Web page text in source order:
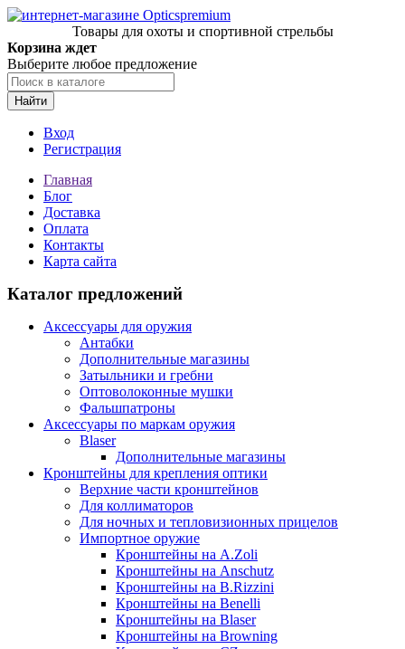
Товары для охоты и спортивной стрельбы
Корзина ждет
Выберите любое предложение
Найти
Вход
Регистрация
Главная
Блог
Доставка
Оплата
Контакты
Карта сайта
Каталог предложений
Аксессуары для оружия
Антабки
Дополнительные магазины
Затыльники и гребни
Оптоволоконные мушки
Фальшпатроны
Аксессуары по маркам оружия
Blaser
Дополнительные магазины
Кронштейны для крепления оптики
Верхние части кронштейнов
Для коллиматоров
Для ночных и тепловизионных прицелов
Импортное оружие
Кронштейны на A.Zoli
Кронштейны на Anschutz
Кронштейны на B.Rizzini
Кронштейны на Benelli
Кронштейны на Blaser
Кронштейны на Browning